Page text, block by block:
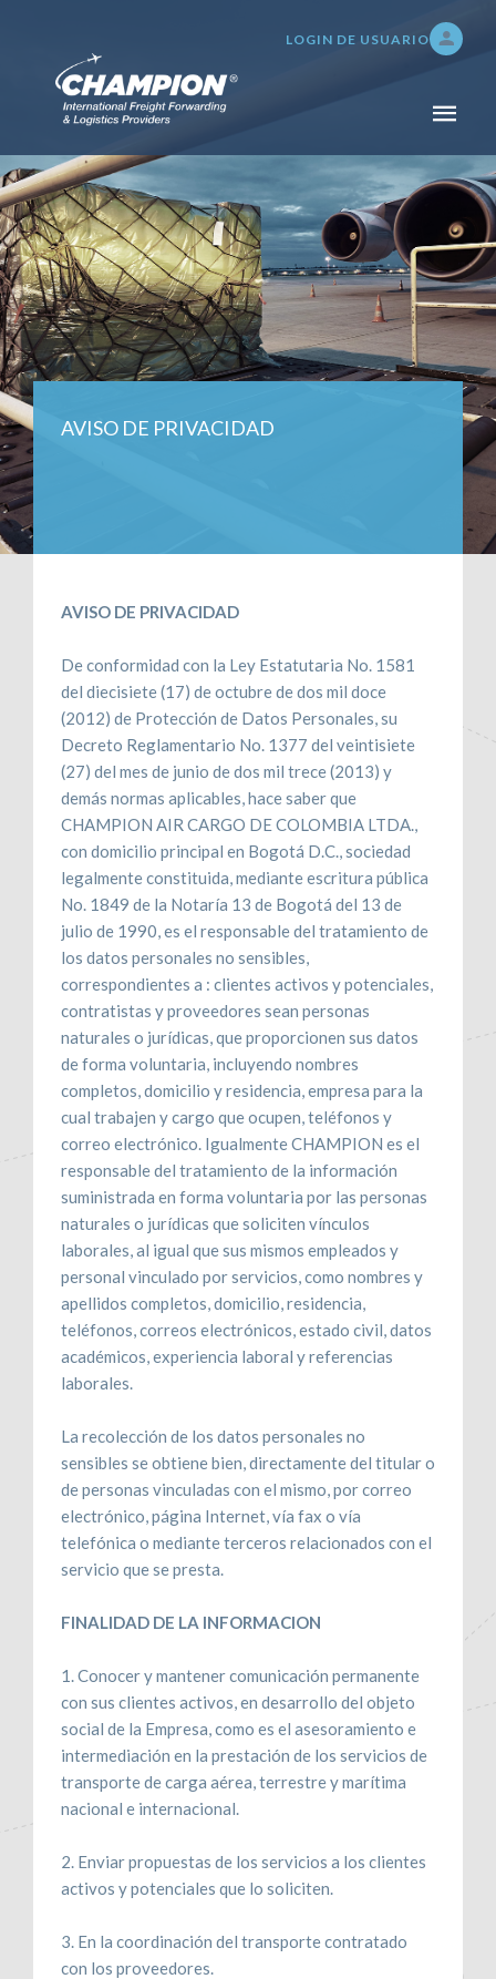
LOGIN DE USUARIO
INICIO
NOSOTROS
SERVICIOS
TRANSPORTE DE CARGA
ADUANAS Y SEGUROS
SERVICIOS DE BODEGAJE,
DISTRIBUCIÓN E
TRACKING 24/7
RECLAMOS
AVISO DE PRIVACIDAD
AVISO DE PRIVACIDAD
De conformidad con la Ley Estatutaria No. 1581
del diecisiete (17) de octubre de dos mil doce
(2012) de Protección de Datos Personales, su
Decreto Reglamentario No. 1377 del veintisiete
(27) del mes de junio de dos mil trece (2013) y
demás normas aplicables, hace saber que
CHAMPION AIR CARGO DE COLOMBIA LTDA.,
con domicilio principal en Bogotá D.C., sociedad
legalmente constituida, mediante escritura pública
No. 1849 de la Notaría 13 de Bogotá del 13 de
julio de 1990, es el responsable del tratamiento de
los datos personales no sensibles,
correspondientes a : clientes activos y potenciales,
contratistas y proveedores sean personas
naturales o jurídicas, que proporcionen sus datos
de forma voluntaria, incluyendo nombres
completos, domicilio y residencia, empresa para la
cual trabajen y cargo que ocupen, teléfonos y
correo electrónico. Igualmente CHAMPION es el
responsable del tratamiento de la información
suministrada en forma voluntaria por las personas
naturales o jurídicas que soliciten vínculos
laborales, al igual que sus mismos empleados y
personal vinculado por servicios, como nombres y
apellidos completos, domicilio, residencia,
teléfonos, correos electrónicos, estado civil, datos
académicos, experiencia laboral y referencias
laborales.
La recolección de los datos personales no
sensibles se obtiene bien, directamente del titular o
de personas vinculadas con el mismo, por correo
electrónico, página Internet, vía fax o vía
telefónica o mediante terceros relacionados con el
servicio que se presta.
FINALIDAD DE LA INFORMACION
1. Conocer y mantener comunicación permanente
con sus clientes activos, en desarrollo del objeto
social de la Empresa, como es el asesoramiento e
intermediación en la prestación de los servicios de
transporte de carga aérea, terrestre y marítima
nacional e internacional.
2. Enviar propuestas de los servicios a los clientes
activos y potenciales que lo soliciten.
3. En la coordinación del transporte contratado
con los proveedores.